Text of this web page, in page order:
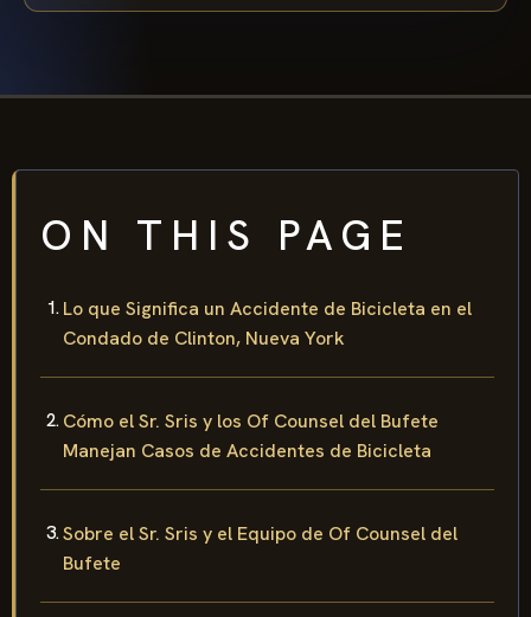
ON THIS PAGE
Lo que Significa un Accidente de Bicicleta en el
Condado de Clinton, Nueva York
Cómo el Sr. Sris y los Of Counsel del Bufete
Manejan Casos de Accidentes de Bicicleta
Sobre el Sr. Sris y el Equipo de Of Counsel del
Bufete